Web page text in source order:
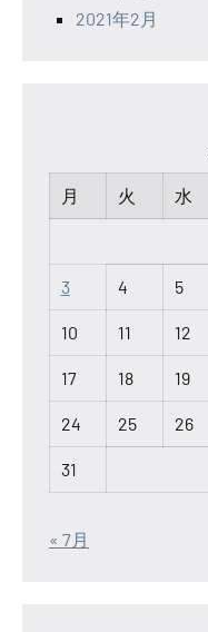
2021年2月
月
火 水
3 4 5
10 11 12
17 18 19
24 25 26
31
« 7月